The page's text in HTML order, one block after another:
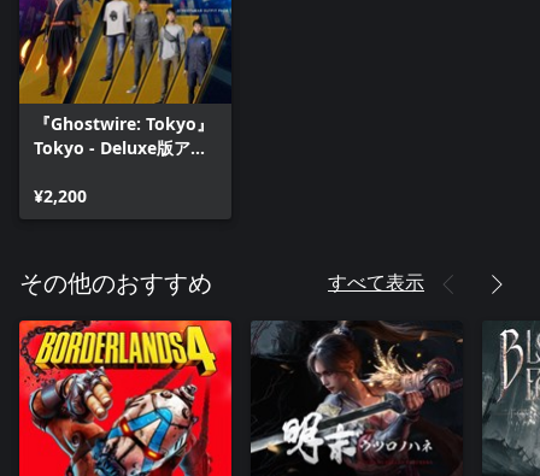
『Ghostwire: Tokyo』
Tokyo - Deluxe版アッ
¥2,200
その他のおすすめ すべて表示